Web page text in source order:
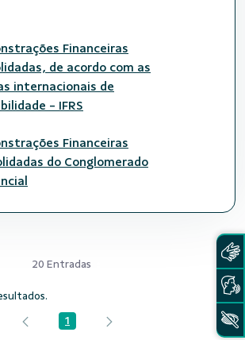
Financeiras
de acordo com as
internacionais de
- IFRS
Financeiras
do Conglomerado
20 Entradas
Página
1